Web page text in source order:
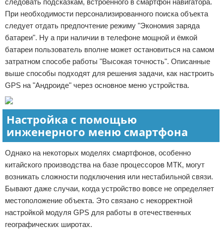
следовать подсказкам, встроенного в смартфон навигатора.
При необходимости персонализированного поиска объекта
следует отдать предпочтение режиму "Экономия заряда
батареи". Ну а при наличии в телефоне мощной и ёмкой
батареи пользователь вполне может остановиться на самом
затратном способе работы "Высокая точность". Описанные
выше способы подходят для решения задачи, как настроить
GPS на "Андроиде" через основное меню устройства.
Настройка с помощью
инженерного меню смартфона
Однако на некоторых моделях смартфонов, особенно
китайского производства на базе процессоров МТК, могут
возникать сложности подключения или нестабильной связи.
Бывают даже случаи, когда устройство вовсе не определяет
местоположение объекта. Это связано с некорректной
настройкой модуля GPS для работы в отечественных
географических широтах.